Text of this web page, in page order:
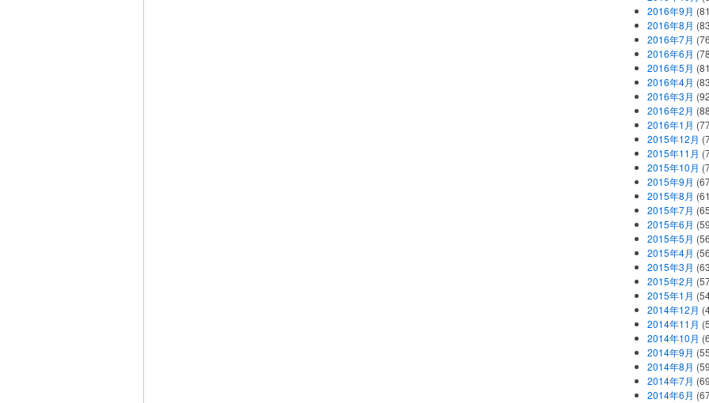
2016年9月
2016年8月
2016年7月
2016年6月
2016年5月
2016年4月
2016年3月
2016年2月
2016年1月
2015年12月
2015年11月
2015年10月
2015年9月
2015年8月
2015年7月
2015年6月
2015年5月
2015年4月
2015年3月
2015年2月
2015年1月
2014年12月
2014年11月
2014年10月
2014年9月
2014年8月
2014年7月
2014年6月